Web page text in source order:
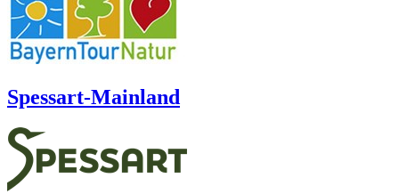
Spessart-Mainland